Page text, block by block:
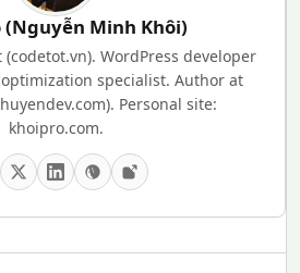
(Nguyễn Minh Khôi)
(codetot.vn). WordPress developer
specialist. Author at
Personal site:
khoipro.com.